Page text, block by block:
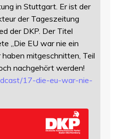
in Stuttgart. Er ist der
der Tageszeitung
der DKP. Der Titel
„Die EU war nie ein
haben mitgeschnitten, Teil
nachgehört werden!
17-die-eu-war-nie-